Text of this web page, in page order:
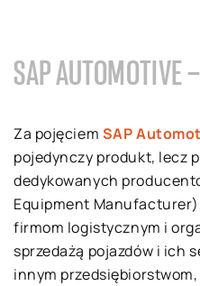
SAP AUTOMOTIVE
Za pojęciem SAP
pojedynczy produkt, lecz
dedykowanych
Equipment
firmom logistycznym i
sprzedażą pojazdów i ich
innym